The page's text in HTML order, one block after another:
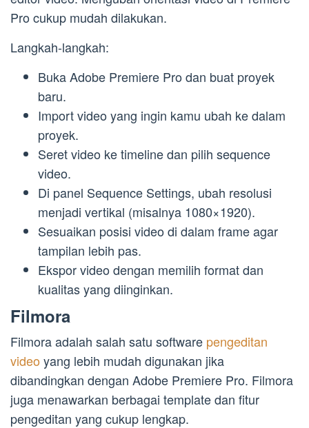
Pro cukup mudah dilakukan.
Langkah-langkah:
Buka Adobe Premiere Pro dan buat proyek
baru.
Import video yang ingin kamu ubah ke dalam
proyek.
Seret video ke timeline dan pilih sequence
video.
Di panel Sequence Settings, ubah resolusi
menjadi vertikal (misalnya 1080×1920).
Sesuaikan posisi video di dalam frame agar
tampilan lebih pas.
Ekspor video dengan memilih format dan
kualitas yang diinginkan.
Filmora
Filmora adalah salah satu software pengeditan
video yang lebih mudah digunakan jika
dibandingkan dengan Adobe Premiere Pro. Filmora
juga menawarkan berbagai template dan fitur
pengeditan yang cukup lengkap.